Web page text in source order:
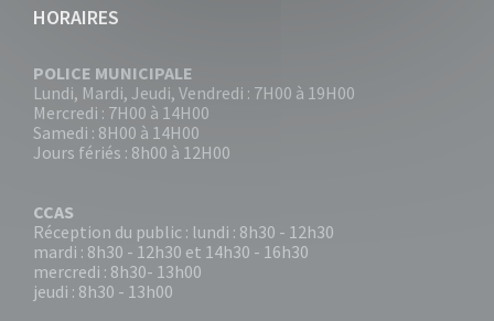
HORAIRES
POLICE MUNICIPALE
Lundi, Mardi, Jeudi, Vendredi : 7H00 à 19H00
Mercredi : 7H00 à 14H00
Samedi : 8H00 à 14H00
Jours fériés : 8h00 à 12H00
CCAS
Réception du public : lundi : 8h30 - 12h30
mardi : 8h30 - 12h30 et 14h30 - 16h30
mercredi : 8h30- 13h00
jeudi : 8h30 - 13h00